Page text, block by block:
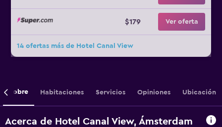
$179 Ver oferta
14 ofertas más de Hotel Canal View
Sobre Habitaciones Servicios Opiniones Ubicación
Acerca de Hotel Canal View, Ámsterdam